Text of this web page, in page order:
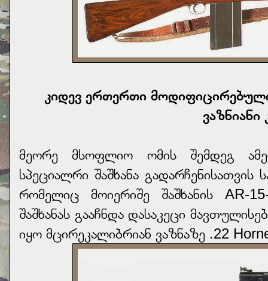
კიდევ ერთერთი
მეორე მსოფლიო ომის შემდეგ
სპეციალრი შაშხანა
რომელიც მოიერიშე შაშხანის AR-
შაშხანას გააჩნდა დასაკეცი
იყო მცირეკალიბრიან ვაზნაზე .22